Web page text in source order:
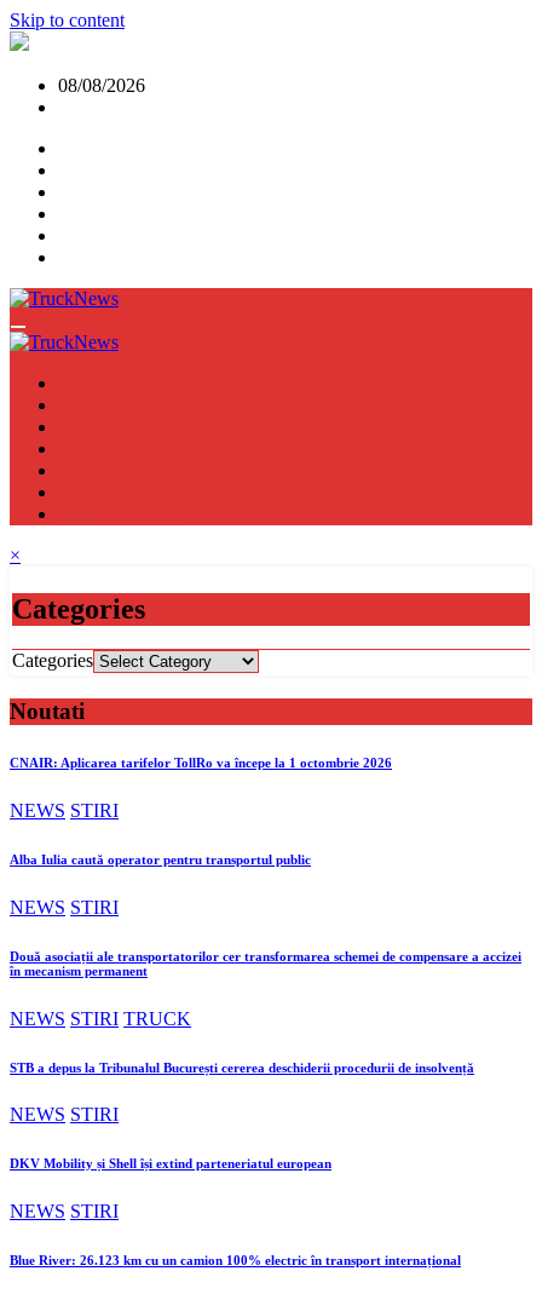
Skip to content
08/08/2026
×
Categories
Categories
Noutati
CNAIR: Aplicarea tarifelor TollRo va începe la 1 octombrie 2026
NEWS STIRI
Alba Iulia caută operator pentru transportul public
NEWS STIRI
Două asociații ale transportatorilor cer transformarea schemei de compensare a accizei
în mecanism permanent
NEWS STIRI TRUCK
STB a depus la Tribunalul București cererea deschiderii procedurii de insolvență
NEWS STIRI
DKV Mobility și Shell își extind parteneriatul european
NEWS STIRI
Blue River: 26.123 km cu un camion 100% electric în transport internațional